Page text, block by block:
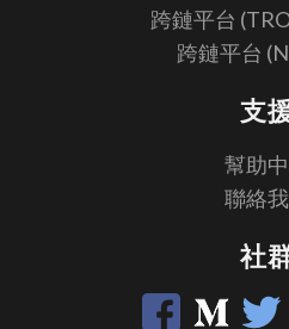
跨鏈平台
跨鏈平台
支
幫助
聯絡
社